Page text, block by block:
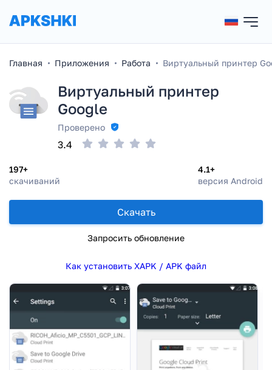
Главная Приложения Работа Виртуальный принтер
Виртуальный принтер
Google
Проверено
197+
скачиваний
4.1+
версия Android
3.4
Скачать
Запросить обновление
Как установить XAPK / APK файл